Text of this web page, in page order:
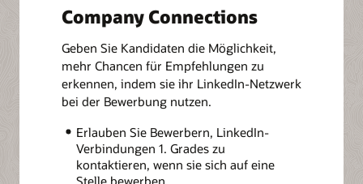
Company Connections
Geben Sie Kandidaten die Möglichkeit,
mehr Chancen für Empfehlungen zu
erkennen, indem sie ihr LinkedIn-Netzwerk
bei der Bewerbung nutzen.
Erlauben Sie Bewerbern, LinkedIn-
Verbindungen 1. Grades zu
kontaktieren, wenn sie sich auf eine
Stelle bewerben.